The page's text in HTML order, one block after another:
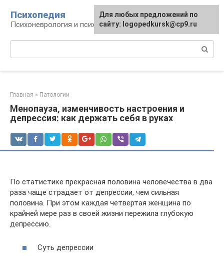
контенту
Психопедия
Психоневрология и психиатрия
Главная » Патологии
Менопауза, изменчивость настроения и
депрессия: как держать себя в руках
По статистике прекрасная половина человечества в два
раза чаще страдает от депрессии, чем сильная
половина. При этом каждая четвертая женщина по
крайней мере раз в своей жизни пережила глубокую
депрессию.
Суть депрессии
Для любых предложений по
сайту: logopedkursk@cp9.ru